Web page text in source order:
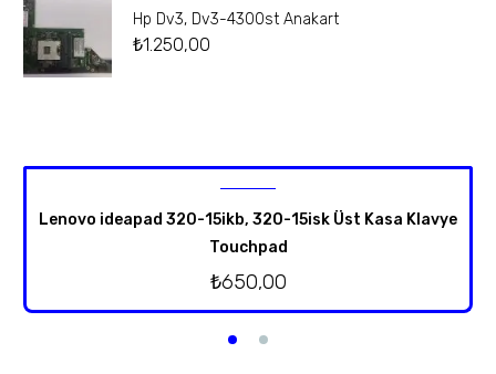
Hp Dv3, Dv3-4300st Anakart
₺1.250,00
Lenovo ideapad 320-15ikb, 320-15isk Üst Kasa Klavye
Touchpad
₺650,00